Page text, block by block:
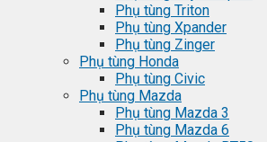
Phụ tùng Triton
Phụ tùng Xpander
Phụ tùng Zinger
Phụ tùng Honda
Phụ tùng Civic
Phụ tùng Mazda
Phụ tùng Mazda 3
Phụ tùng Mazda 6